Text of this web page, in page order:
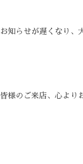
お知らせが遅くなり、
皆様のご来店、心より